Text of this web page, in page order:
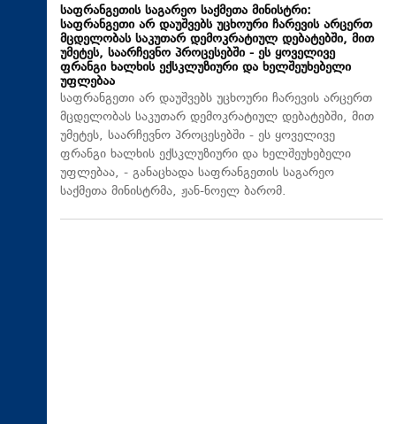
საფრანგეთის საგარეო საქმეთა მინისტრი:
საფრანგეთი არ დაუშვებს უცხოური ჩარევის არცერთ
მცდელობას საკუთარ დემოკრატიულ დებატებში, მით
უმეტეს, საარჩევნო პროცესებში - ეს ყოველივე
ფრანგი ხალხის ექსკლუზიური და ხელშეუხებელი
უფლებაა
საფრანგეთი არ დაუშვებს უცხოური ჩარევის არცერთ
მცდელობას საკუთარ დემოკრატიულ დებატებში, მით
უმეტეს, საარჩევნო პროცესებში - ეს ყოველივე
ფრანგი ხალხის ექსკლუზიური და ხელშეუხებელი
უფლებაა, - განაცხადა საფრანგეთის საგარეო
საქმეთა მინისტრმა, ჟან-ნოელ ბარომ.